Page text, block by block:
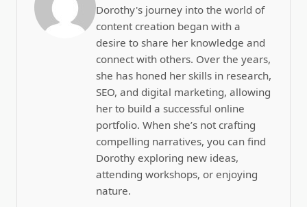
Dorothy's journey into the world of
content creation began with a
desire to share her knowledge and
connect with others. Over the years,
she has honed her skills in research,
SEO, and digital marketing, allowing
her to build a successful online
portfolio. When she’s not crafting
compelling narratives, you can find
Dorothy exploring new ideas,
attending workshops, or enjoying
nature.